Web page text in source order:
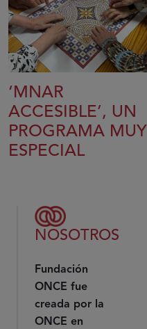
‘MNAR
ACCESIBLE’, UN
PROGRAMA MUY
ESPECIAL
NOSOTROS
Fundación
ONCE fue
creada por la
ONCE en